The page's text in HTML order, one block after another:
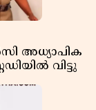
അധ്യാപിക
വിട്ടു